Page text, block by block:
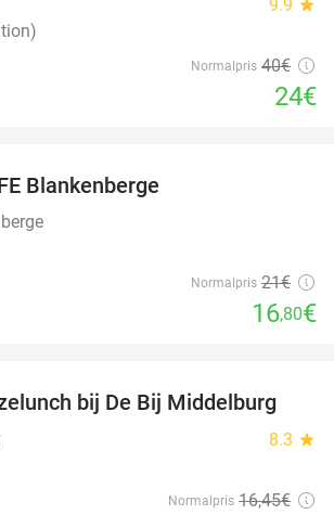
9.9 star
Normalpris 40€
24€
Blankenberge
Normalpris 21€
16,80€
42%
bij De Bij Middelburg
8.3 star
Normalpris 16,45€